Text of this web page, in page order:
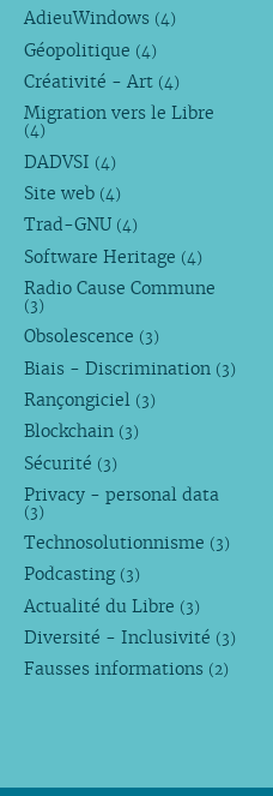
AdieuWindows (4)
Géopolitique (4)
Créativité - Art (4)
Migration vers le Libre
(4)
DADVSI (4)
Site web (4)
Trad-GNU (4)
Software Heritage (4)
Radio Cause Commune
(3)
Obsolescence (3)
Biais - Discrimination (3)
Rançongiciel (3)
Blockchain (3)
Sécurité (3)
Privacy - personal data
(3)
Technosolutionnisme (3)
Podcasting (3)
Actualité du Libre (3)
Diversité - Inclusivité (3)
Fausses informations (2)